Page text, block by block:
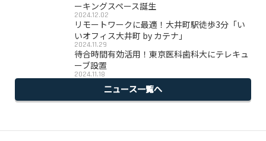
ーキングスペース誕生
2024.12.02
リモートワークに最適！大井町駅徒歩3分「い
いオフィス大井町 by カテナ」
2024.11.29
待合時間有効活用！東京医科歯科大にテレキュ
ーブ設置
2024.11.18
ニュース一覧へ